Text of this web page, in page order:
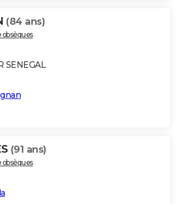
(84 ans)
SENEGAL
(91 ans)